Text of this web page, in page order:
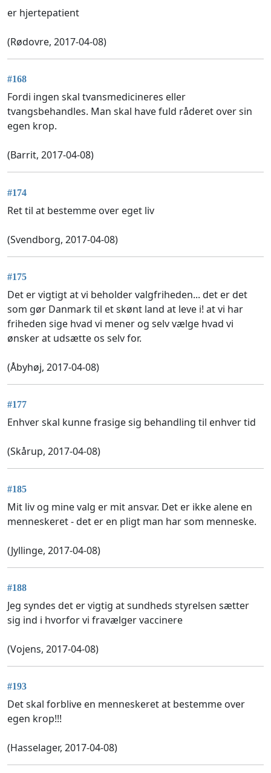
er hjertepatient
(Rødovre, 2017-04-08)
#168
Fordi ingen skal tvansmedicineres eller
tvangsbehandles. Man skal have fuld råderet over sin
egen krop.
(Barrit, 2017-04-08)
#174
Ret til at bestemme over eget liv
(Svendborg, 2017-04-08)
#175
Det er vigtigt at vi beholder valgfriheden... det er det
som gør Danmark til et skønt land at leve i! at vi har
friheden sige hvad vi mener og selv vælge hvad vi
ønsker at udsætte os selv for.
(Åbyhøj, 2017-04-08)
#177
Enhver skal kunne frasige sig behandling til enhver tid
(Skårup, 2017-04-08)
#185
Mit liv og mine valg er mit ansvar. Det er ikke alene en
menneskeret - det er en pligt man har som menneske.
(Jyllinge, 2017-04-08)
#188
Jeg syndes det er vigtig at sundheds styrelsen sætter
sig ind i hvorfor vi fravælger vaccinere
(Vojens, 2017-04-08)
#193
Det skal forblive en menneskeret at bestemme over
egen krop!!!
(Hasselager, 2017-04-08)